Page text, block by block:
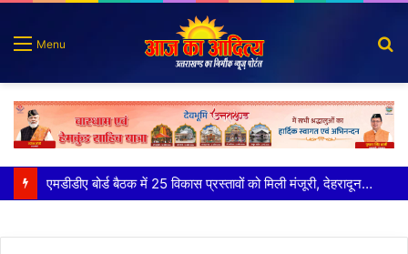
Menu
कृष्णा हाउसकीपिंग के मालिक दीपक जायसवाल विनोद नौटियाल आदि पर मुकदमा दर्ज